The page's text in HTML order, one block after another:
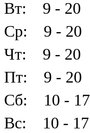
Вт: 9 - 20
Ср: 9 - 20
Чт: 9 - 20
Пт: 9 - 20
Сб: 10 - 17
Вс: 10 - 17